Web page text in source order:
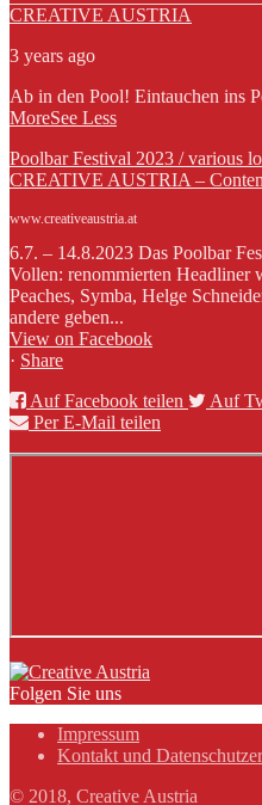
CREATIVE AUSTRIA
3 years ago
Ab in den Pool! Eintauchen ins
MoreSee Less
Poolbar Festival 2023 / various
CREATIVE AUSTRIA –
www.creativeaustria.at
6.7. – 14.8.2023 Das Poolbar
Vollen: renommierten Headliner
Peaches, Symba, Helge
andere geben...
View on Facebook
· Share
Auf Facebook teilen
Auf
Per E-Mail teilen
Folgen Sie uns
Impressum
Kontakt und
© 2018, Creative Austria